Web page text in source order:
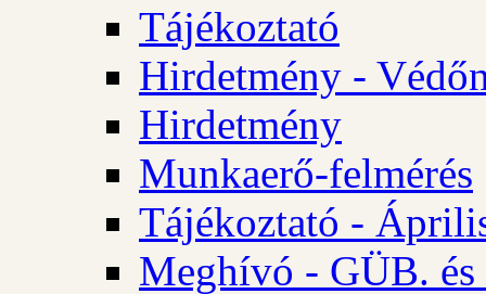
Tájékoztató
Hirdetmény -
Hirdetmény
Munkaerő-felmérés
Tájékoztató -
Meghívó - GÜB.